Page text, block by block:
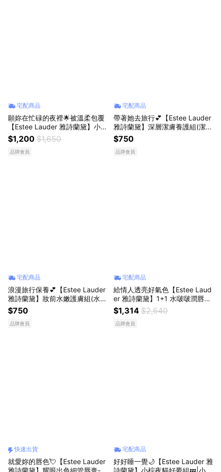
宅配商品
願妳在忙碌的夜裡🌟被溫柔包覆
【Estee Lauder 雅詩蘭黛】小棕
瓶明星 1+1 送禮組🤎 生日禮物
送女友 |小棕15ml+膠原霜5ml
+收納包
$1,200 $1,650
品牌會員
宅配商品
帶著她去旅行💕【Estee Lauder
雅詩蘭黛】深層潔膚養護組(潔顏
蜜15ml+修護露7ml+亮眼霜5ml)
$750
品牌會員
宅配商品
浪漫旅行保養💕【Estee Lauder
雅詩蘭黛】妝前水嫩護膚組(水啵
啵妝前精華 15ml+修護露7ml+膠
原眼霜 5ml)
$750
品牌會員
宅配商品
給情人透亮好氣色【Estee Laud
er 雅詩蘭黛】1+1 水啵啵潤唇小
棕心意禮盒 💗| 潤唇膏 生日禮物
IU同款 唇膏 情人節禮物
$1,314 $2,640
品牌會員
快速出貨
就愛妳的唇色💘【Estee Lauder
雅詩蘭黛】耀眼出色細管唇膏-釉
宅配商品
好好睡一覺🌙【Estee Lauder 雅
詩蘭黛】小棕夜貓好夢組💤|小棕